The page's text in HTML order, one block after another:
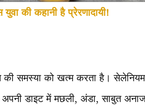
की कहानी है प्रेरणादायी!
समस्या को खत्म करता है।
डाइट में मछली, अंडा, साबुत